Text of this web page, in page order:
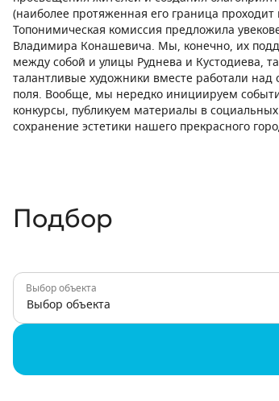
(наиболее протяженная его граница
Топонимическая комиссия предложила
Владимира Конашевича. Мы, конечно, их
между собой и улицы Руднева и Кустодиева,
талантливые художники вместе работали
поля. Вообще, мы нередко инициируем
конкурсы, публикуем материалы в
сохранение эстетики нашего прекрасного
Подбор
Выбор объекта
Выбор объекта